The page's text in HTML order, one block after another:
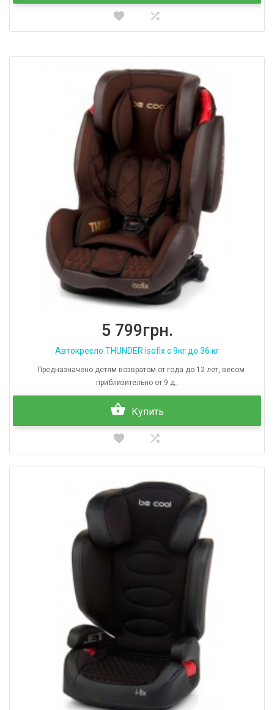
5 799грн.
Автокресло THUNDER isofix c 9кг до 36 кг
Предназначено детям возвратом от года до 12 лет, весом
приблизительно от 9 д..
Купить